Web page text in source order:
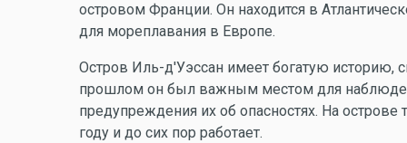
островом Франции. Он находится в
для мореплавания в Европе.
Остров Иль-д'Уэссан имеет богатую
прошлом он был важным местом для
предупреждения их об опасностях. На
году и до сих пор работает.